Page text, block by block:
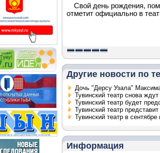
Свой день рождения,
отметит официально в
Другие новости по
Дочь "Дерсу Узала"
Тувинский театр снова
Тувинский театр будет
Тувинский театр
Тувинский театр в
Информация